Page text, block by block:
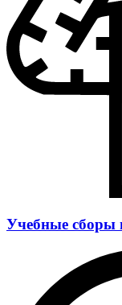
Учебные сборы